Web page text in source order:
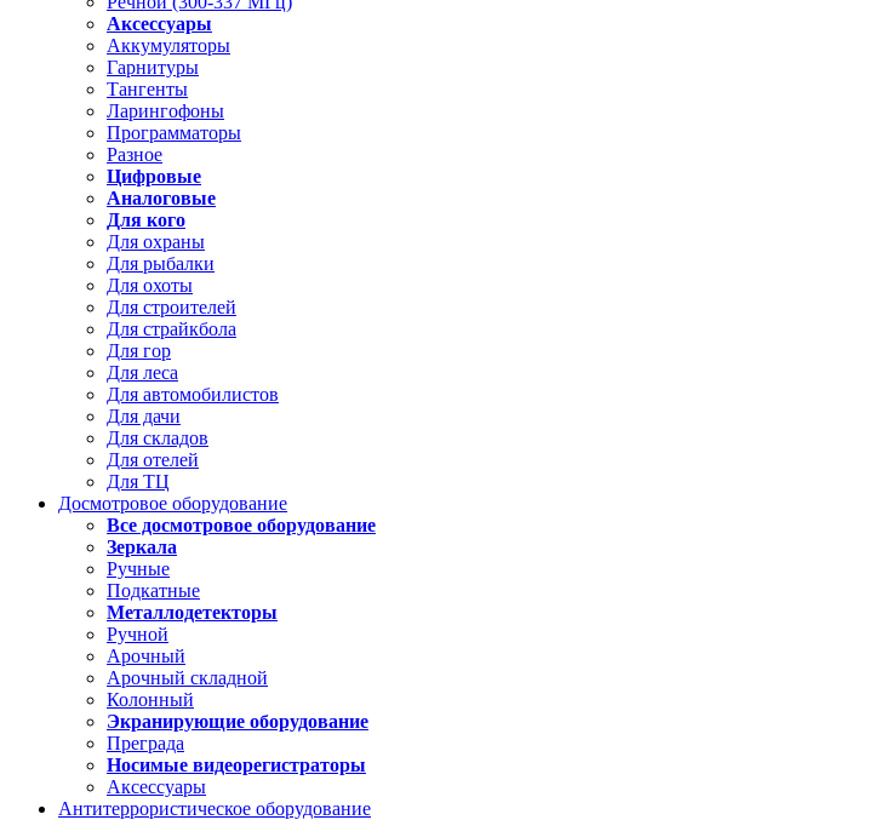
Аксессуары
Аккумуляторы
Гарнитуры
Тангенты
Ларингофоны
Программаторы
Разное
Цифровые
Аналоговые
Для кого
Для охраны
Для рыбалки
Для охоты
Для строителей
Для страйкбола
Для гор
Для леса
Для автомобилистов
Для дачи
Для складов
Для отелей
Для ТЦ
Досмотровое оборудование
Все досмотровое оборудование
Зеркала
Ручные
Подкатные
Металлодетекторы
Ручной
Арочный
Арочный складной
Колонный
Экранирующие оборудование
Преграда
Носимые видеорегистраторы
Аксессуары
Антитеррористическое оборудование